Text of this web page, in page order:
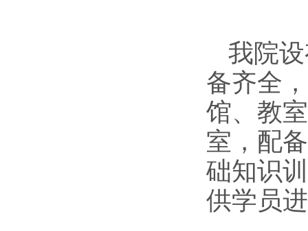
我院
备齐全
馆、教
室，配
础知识
供学员